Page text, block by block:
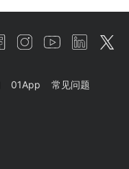
01App 常见问题